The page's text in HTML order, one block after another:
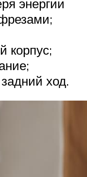
энергии
корпус;
ход.